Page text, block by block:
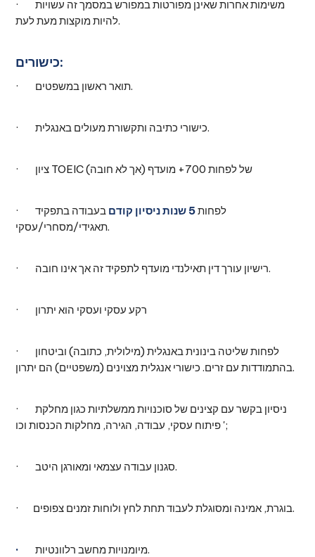
· משימות אחרות שאינן מפורטות במפורש במסמך זה עשויות
להיות מוקצות מעת לעת.
כישורים:
· תואר ראשון במשפטים.
· כישורי כתיבה ותקשורת מעולים באנגלית.
· ציון TOEIC של לפחות 700+ מועדף (אך לא חובה)
· לפחות5 שנות ניסיון קודם
בעבודה בתפקיד
תאגידי/מסחרי/עסקי.
· רישיון עורך דין תאילנדי מועדף לתפקיד זה אך אינו חובה.
· רקע עסקי ועסקי הוא יתרון
· לפחות שליטה בינונית באנגלית (מילולית, כתובה) וביטחון
בהתמודדות עם זרים. כישורי אנגלית מצוינים (משפטיים) הם יתרון.
· ניסיון בקשר עם קצינים של סוכנויות ממשלתיות כגון מחלקת
פיתוח עסקי, עבודה, הגירה, מחלקות הכנסות וכו ';
· סגנון עבודה עצמאי ומאורגן היטב.
· בוגרת, אמינה ומסוגלת לעבוד תחת לחץ ולוחות זמנים צפופים.
· מיומנויות מחשב רלוונטיות.